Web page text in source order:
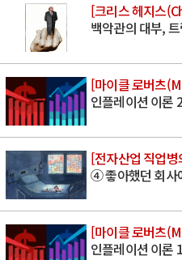
[크리스 헤지스
백악관의 대부,
[마이클 로버츠
인플레이션 이론
[전자산업 직업
④ 좋아했던 회사
[마이클 로버츠
인플레이션 이론